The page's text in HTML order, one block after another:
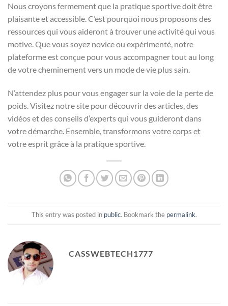
Nous croyons fermement que la pratique sportive doit être
plaisante et accessible. C’est pourquoi nous proposons des
ressources qui vous aideront à trouver une activité qui vous
motive. Que vous soyez novice ou expérimenté, notre
plateforme est conçue pour vous accompagner tout au long
de votre cheminement vers un mode de vie plus sain.
N’attendez plus pour vous engager sur la voie de la perte de
poids. Visitez notre site pour découvrir des articles, des
vidéos et des conseils d’experts qui vous guideront dans
votre démarche. Ensemble, transformons votre corps et
votre esprit grâce à la pratique sportive.
This entry was posted in public. Bookmark the permalink.
CASSWEBTECH1777